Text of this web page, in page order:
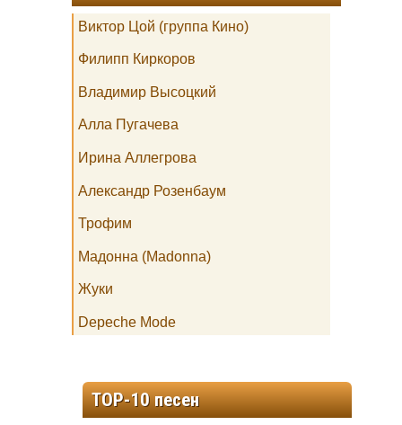
Виктор Цой (группа Кино)
Филипп Киркоров
Владимир Высоцкий
Алла Пугачева
Ирина Аллегрова
Александр Розенбаум
Трофим
Мадонна (Madonna)
Жуки
Depeche Mode
TOP-10 песен